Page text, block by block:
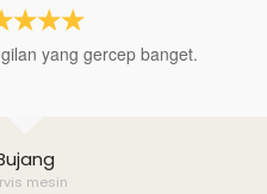
mesin
☆☆☆
yang gercep banget.